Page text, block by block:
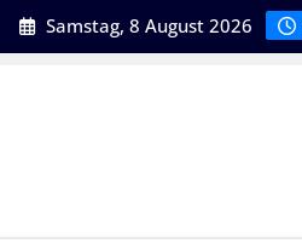
Skip
to
Samstag, 8 August 2026